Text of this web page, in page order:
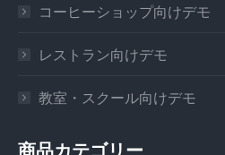
コーヒーショップ向けデモ
レストラン向けデモ
教室・スクール向けデモ
商品カテゴリー